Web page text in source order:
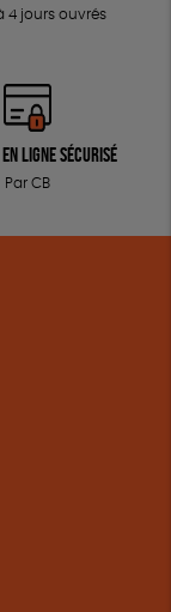
4 jours ouvrés
en ligne sécurisé
Par CB